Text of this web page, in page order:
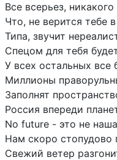
Все всерьез, никакого
Что, не верится тебе в
Типа, звучит
Спецом для тебя
У всех остальных все
Миллионы
Заполнят
Россия впереди
No future - это не наша
Нам скоро стопудово
Свежий ветер